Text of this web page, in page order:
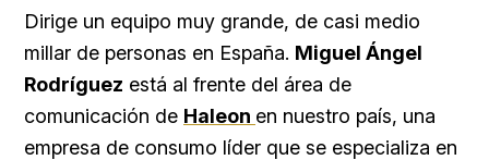
Dirige un equipo muy grande, de casi medio
millar de personas en España. Miguel Ángel
Rodríguez está al frente del área de
comunicación de Haleon en nuestro país, una
empresa de consumo líder que se especializa en